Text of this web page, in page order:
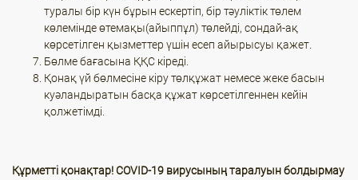
туралы бір күн бұрын ескертіп, бір тәуліктік төлем
көлемінде өтемақы(айыппұл) төлейді, сондай-ақ
көрсетілген қызметтер үшін есеп айырысуы қажет.
Бөлме бағасына ҚҚС кіреді.
Қонақ үй бөлмесіне кіру төлқұжат немесе жеке басын
куәландыратын басқа құжат көрсетілгеннен кейін
қолжетімді.
Құрметті қонақтар! COVID-19 вирусының таралуын болдырмау